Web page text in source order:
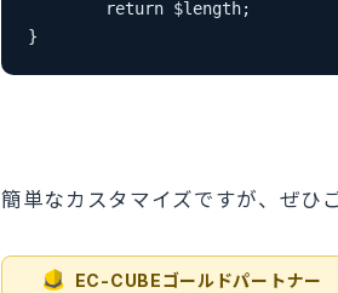
}
簡単なカスタマイズですが、ぜひ
EC-CUBEゴールドパートナー